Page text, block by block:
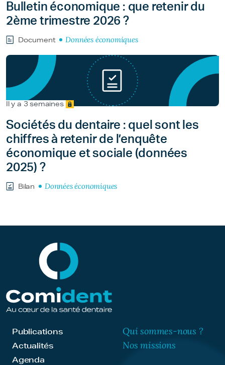
Bulletin économique : que retenir du
2ème trimestre 2026 ?
Document Données économiques
Il y a 3 semaines
Sociétés du dentaire : quel sont les
chiffres à retenir de l’enquête
économique et sociale (données
2025) ?
Bilan Données économiques
Publications
Actualités
Agenda
Qui sommes-nous ?
Nos missions